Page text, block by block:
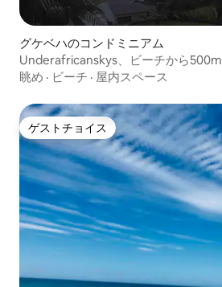
グケベハのコンドミニアム
Underafricanskys、ビーチから500m
眺め · ビーチ · 屋内スペース
ゲストチョイス
ゲストチョイス